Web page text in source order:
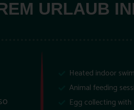
URLAUB
Heated indoor
Animal feeding
Egg collecting with